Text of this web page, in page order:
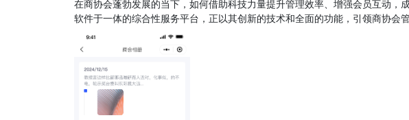
在商协会蓬勃发展的当下，如何借助科技力量提升管理效率、增强会员互动
软件于一体的综合性服务平台，正以其创新的技术和全面的功能，引领商协会管